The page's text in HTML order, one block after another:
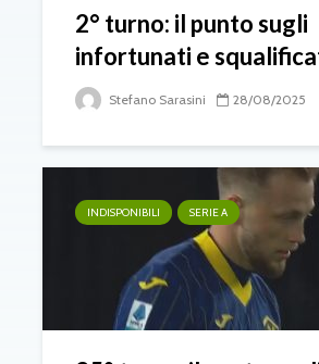
2° turno: il punto sugli
infortunati e
Stefano Sarasini 28/08/2025
INDISPONIBILI SERIE A